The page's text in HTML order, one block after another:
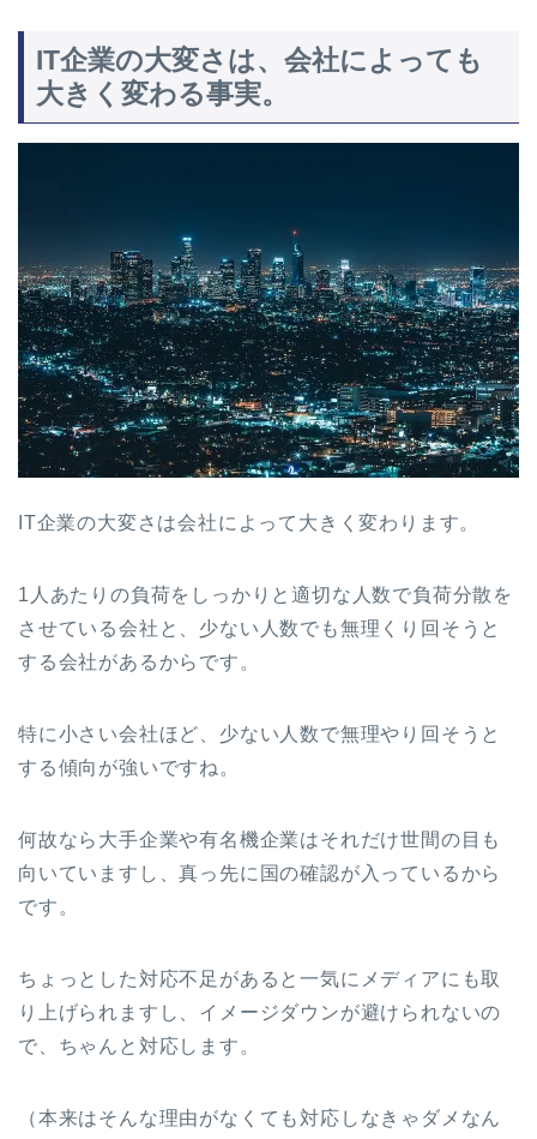
IT企業の大変さは、会社によっても
大きく変わる事実。
IT企業の大変さは会社によって大きく変わります。
1人あたりの負荷をしっかりと適切な人数で負荷分散を
させている会社と、少ない人数でも無理くり回そうと
する会社があるからです。
特に小さい会社ほど、少ない人数で無理やり回そうと
する傾向が強いですね。
何故なら大手企業や有名機企業はそれだけ世間の目も
向いていますし、真っ先に国の確認が入っているから
です。
ちょっとした対応不足があると一気にメディアにも取
り上げられますし、イメージダウンが避けられないの
で、ちゃんと対応します。
（本来はそんな理由がなくても対応しなきゃダメなん